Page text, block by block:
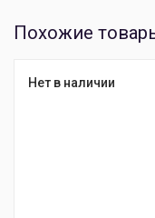
Похожие
Нет в наличии